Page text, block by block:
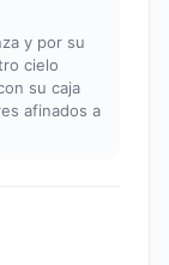
y por su
cielo
su caja
afinados a